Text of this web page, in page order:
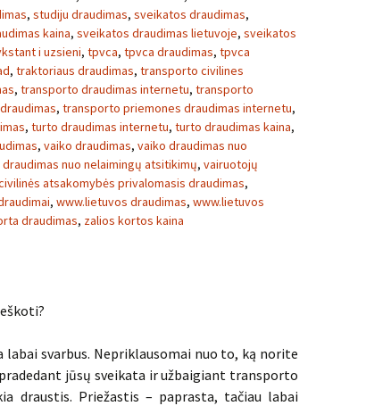
, studiju draudimas, sveikatos draudimas,
kaina, sveikatos draudimas lietuvoje, sveikatos
i uzsieni, tpvca, tpvca draudimas, tpvca
, traktoriaus draudimas, transporto civilines
, transporto draudimas internetu, transporto
, transporto priemones draudimas internetu,
, turto draudimas internetu, turto draudimas kaina,
, vaiko draudimas, vaiko draudimas nuo
nuo nelaimingų atsitikimų, vairuotojų
atsakomybės privalomasis draudimas,
, www.lietuvos draudimas, www.lietuvos
draudimas, zalios kortos kaina
labai svarbus. Nepriklausomai nuo to, ką norite
jūsų sveikata ir užbaigiant transporto
draustis. Priežastis – paprasta, tačiau labai